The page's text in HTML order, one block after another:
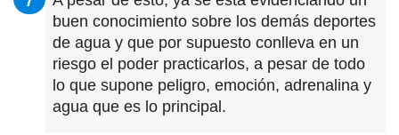
buen conocimiento sobre los demás deportes
de agua y que por supuesto conlleva en un
riesgo el poder practicarlos, a pesar de todo
lo que supone peligro, emoción, adrenalina y
agua que es lo principal.